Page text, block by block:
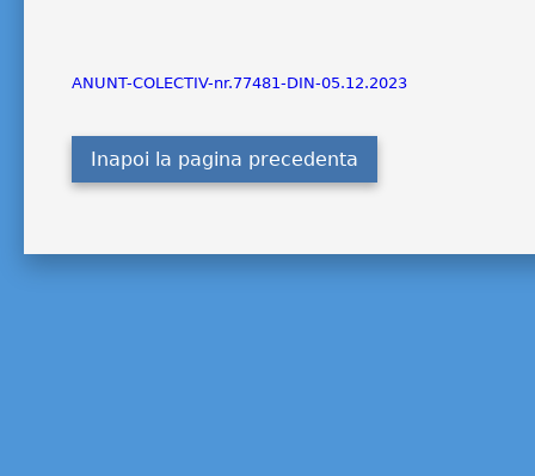
ANUNT-COLECTIV-nr.77481-DIN-05.12.2023
Inapoi la pagina precedenta